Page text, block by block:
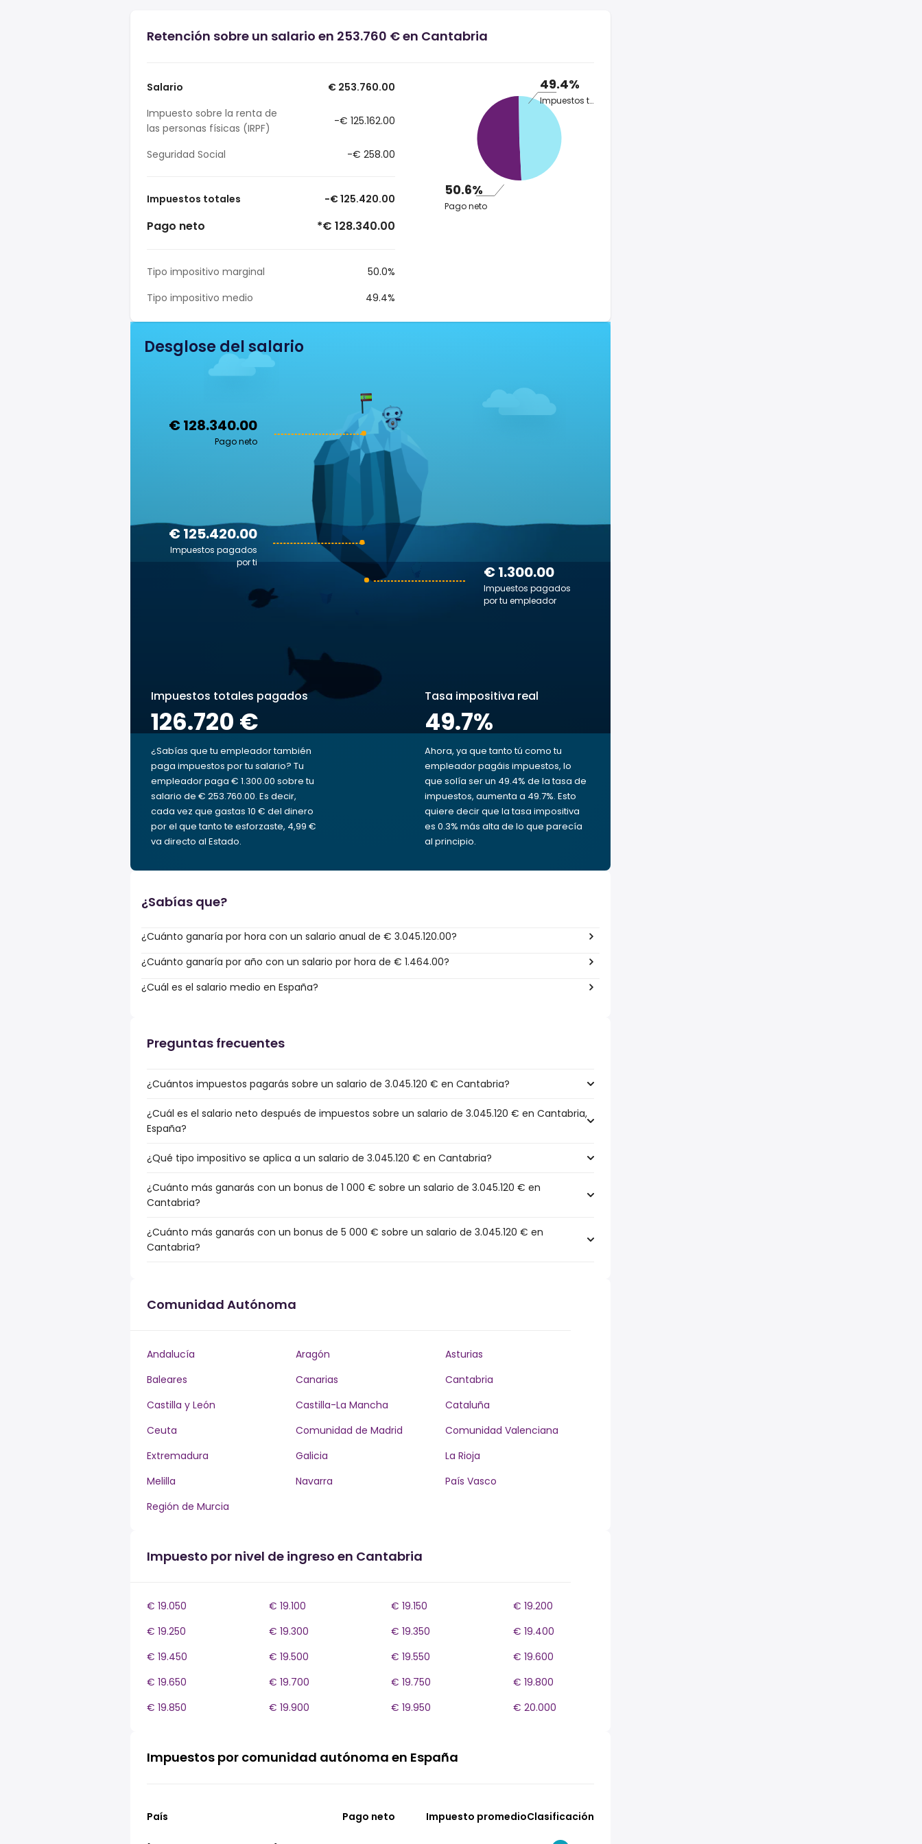
Retención sobre un salario en 253.760 € en Cantabria
Salario
€ 253.760.00
Impuesto sobre la renta de
las personas físicas (IRPF)
-€ 125.162.00
Seguridad Social -€ 258.00
Impuestos totales -€ 125.420.00
Pago neto *€ 128.340.00
Tipo impositivo marginal
50.0%
Tipo impositivo medio
49.4%
49.4%
Impuestos totales
50.6%
Pago neto
Desglose del salario
€ 128.340.00
Pago neto
€ 1.300.00
Impuestos pagados
por tu empleador
€ 125.420.00
Impuestos pagados
por ti
Impuestos totales pagados
126.720 €
¿Sabías que tu empleador también
paga impuestos por tu salario? Tu
empleador paga € 1.300.00 sobre tu
salario de € 253.760.00. Es decir,
cada vez que gastas 10 € del dinero
por el que tanto te esforzaste, 4,99 €
va directo al Estado.
Tasa impositiva real
49.7%
Ahora, ya que tanto tú como tu
empleador pagáis impuestos, lo
que solía ser un 49.4% de la tasa de
impuestos, aumenta a 49.7%. Esto
quiere decir que la tasa impositiva
es 0.3% más alta de lo que parecía
al principio.
¿Sabías que?
¿Cuánto ganaría por hora con un salario anual de € 3.045.120.00?
¿Cuánto ganaría por año con un salario por hora de € 1.464.00?
¿Cuál es el salario medio en España?
Preguntas frecuentes
¿Cuántos impuestos pagarás sobre un salario de 3.045.120 € en Cantabria?
¿Cuál es el salario neto después de impuestos sobre un salario de 3.045.120 € en Cantabria,
España?
¿Qué tipo impositivo se aplica a un salario de 3.045.120 € en Cantabria?
¿Cuánto más ganarás con un bonus de 1 000 € sobre un salario de 3.045.120 € en
Cantabria?
¿Cuánto más ganarás con un bonus de 5 000 € sobre un salario de 3.045.120 € en
Cantabria?
Comunidad Autónoma
Andalucía Aragón
Asturias
Baleares
Canarias
Cantabria
Castilla y León
Castilla-La Mancha
Cataluña
Ceuta
Comunidad de Madrid
Comunidad Valenciana
Extremadura
Galicia
La Rioja
Melilla
Navarra
País Vasco
Región de Murcia
Impuesto por nivel de ingreso en Cantabria
€ 19.050 € 19.100 € 19.150
€ 19.200
€ 19.250
€ 19.300 € 19.350
€ 19.400
€ 19.450
€ 19.500 € 19.550
€ 19.600
€ 19.650
€ 19.700 € 19.750
€ 19.800
€ 19.850
€ 19.900 € 19.950 € 20.000
Impuestos por comunidad autónoma en España
País Pago neto Impuesto promedioClasificación